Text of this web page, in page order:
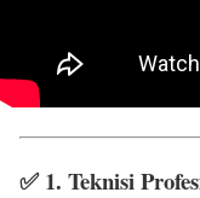
✅1. Teknisi